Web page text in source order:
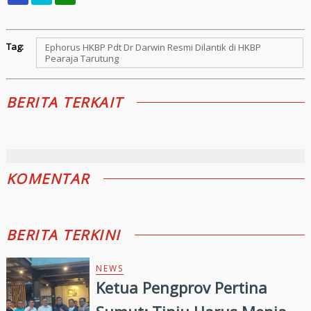
Tag:
Ephorus HKBP Pdt Dr Darwin Resmi Dilantik di HKBP
Pearaja Tarutung
BERITA TERKAIT
KOMENTAR
BERITA TERKINI
NEWS
Ketua Pengprov Pertina